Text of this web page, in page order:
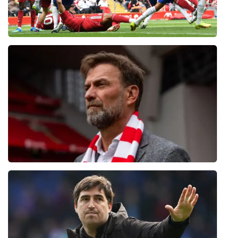
Фанаты «Ливерпуля» шокированы
неспособностью команды обыграть нынешний
Болельщики «Ливерпуля» освистали команду
после ничьей с «Челси»